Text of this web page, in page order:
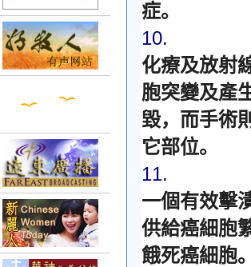
症。
10.
化療及放射
胞突變及產
毀，而手術
它部位。
11.
一個有效擊
供給癌細胞
餓死癌細胞